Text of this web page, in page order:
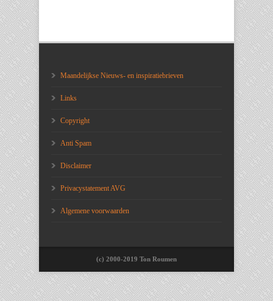
Maandelijkse Nieuws- en inspiratiebrieven
Links
Copyright
Anti Spam
Disclaimer
Privacystatement AVG
Algemene voorwaarden
(c) 2000-2019 Ton Roumen